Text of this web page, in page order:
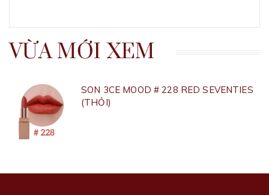
VỪA MỚI XEM
SON 3CE MOOD # 228 RED SEVENTIES
(THỎI)